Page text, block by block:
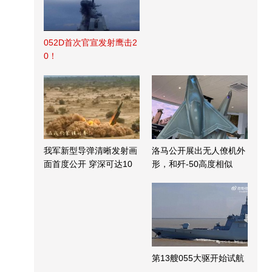
052D首次官宣发射鹰击2
0！
我军新型导弹清晰发射画
面首度公开 穿深可达10
洛马公开展出无人僚机外
形，和歼-50高度相似
第13艘055大驱开始试航